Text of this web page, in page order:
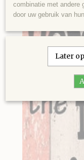
combinatie met andere
door uw gebruik van
Later